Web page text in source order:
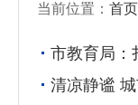
当前位置： 首页
市教育局：
清凉静谧